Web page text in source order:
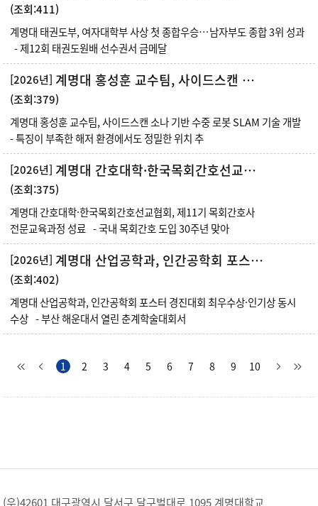
(조회:411)
계명대 태권도부, 여자대학부 사상 첫 종합우승…남자부도 종합 3위 성과
- 제12회 태권도원배 선수권서 금메달
[2026년] 계명대 홍성훈 교수팀, 사이드스캔 소나 기반 수중 로봇 SLAM 기술 개발
(조회:379)
계명대 홍성훈 교수팀, 사이드스캔 소나 기반 수중 로봇 SLAM 기술 개발
- 특징이 부족한 해저 환경에서도 정밀한 위치 추
[2026년] 계명대 간호대학·한국목회간호선교협회, 제11기 목회간호사 전문교육과정 성료
(조회:375)
계명대 간호대학·한국목회간호선교협회, 제11기 목회간호사
전문교육과정 성료 - 국내 목회간호 도입 30주년 맞아
[2026년] 계명대 산업공학과, 인간공학회 포스터 경진대회 최우수상·인기상 동시 수상
(조회:402)
계명대 산업공학과, 인간공학회 포스터 경진대회 최우수상·인기상 동시
수상 - 부산 해운대서 열린 춘계학술대회서
1 2 3 4 5 6 7 8 9 10
(우)42601 대구광역시 달서구 달구벌대로 1095 계명대학교